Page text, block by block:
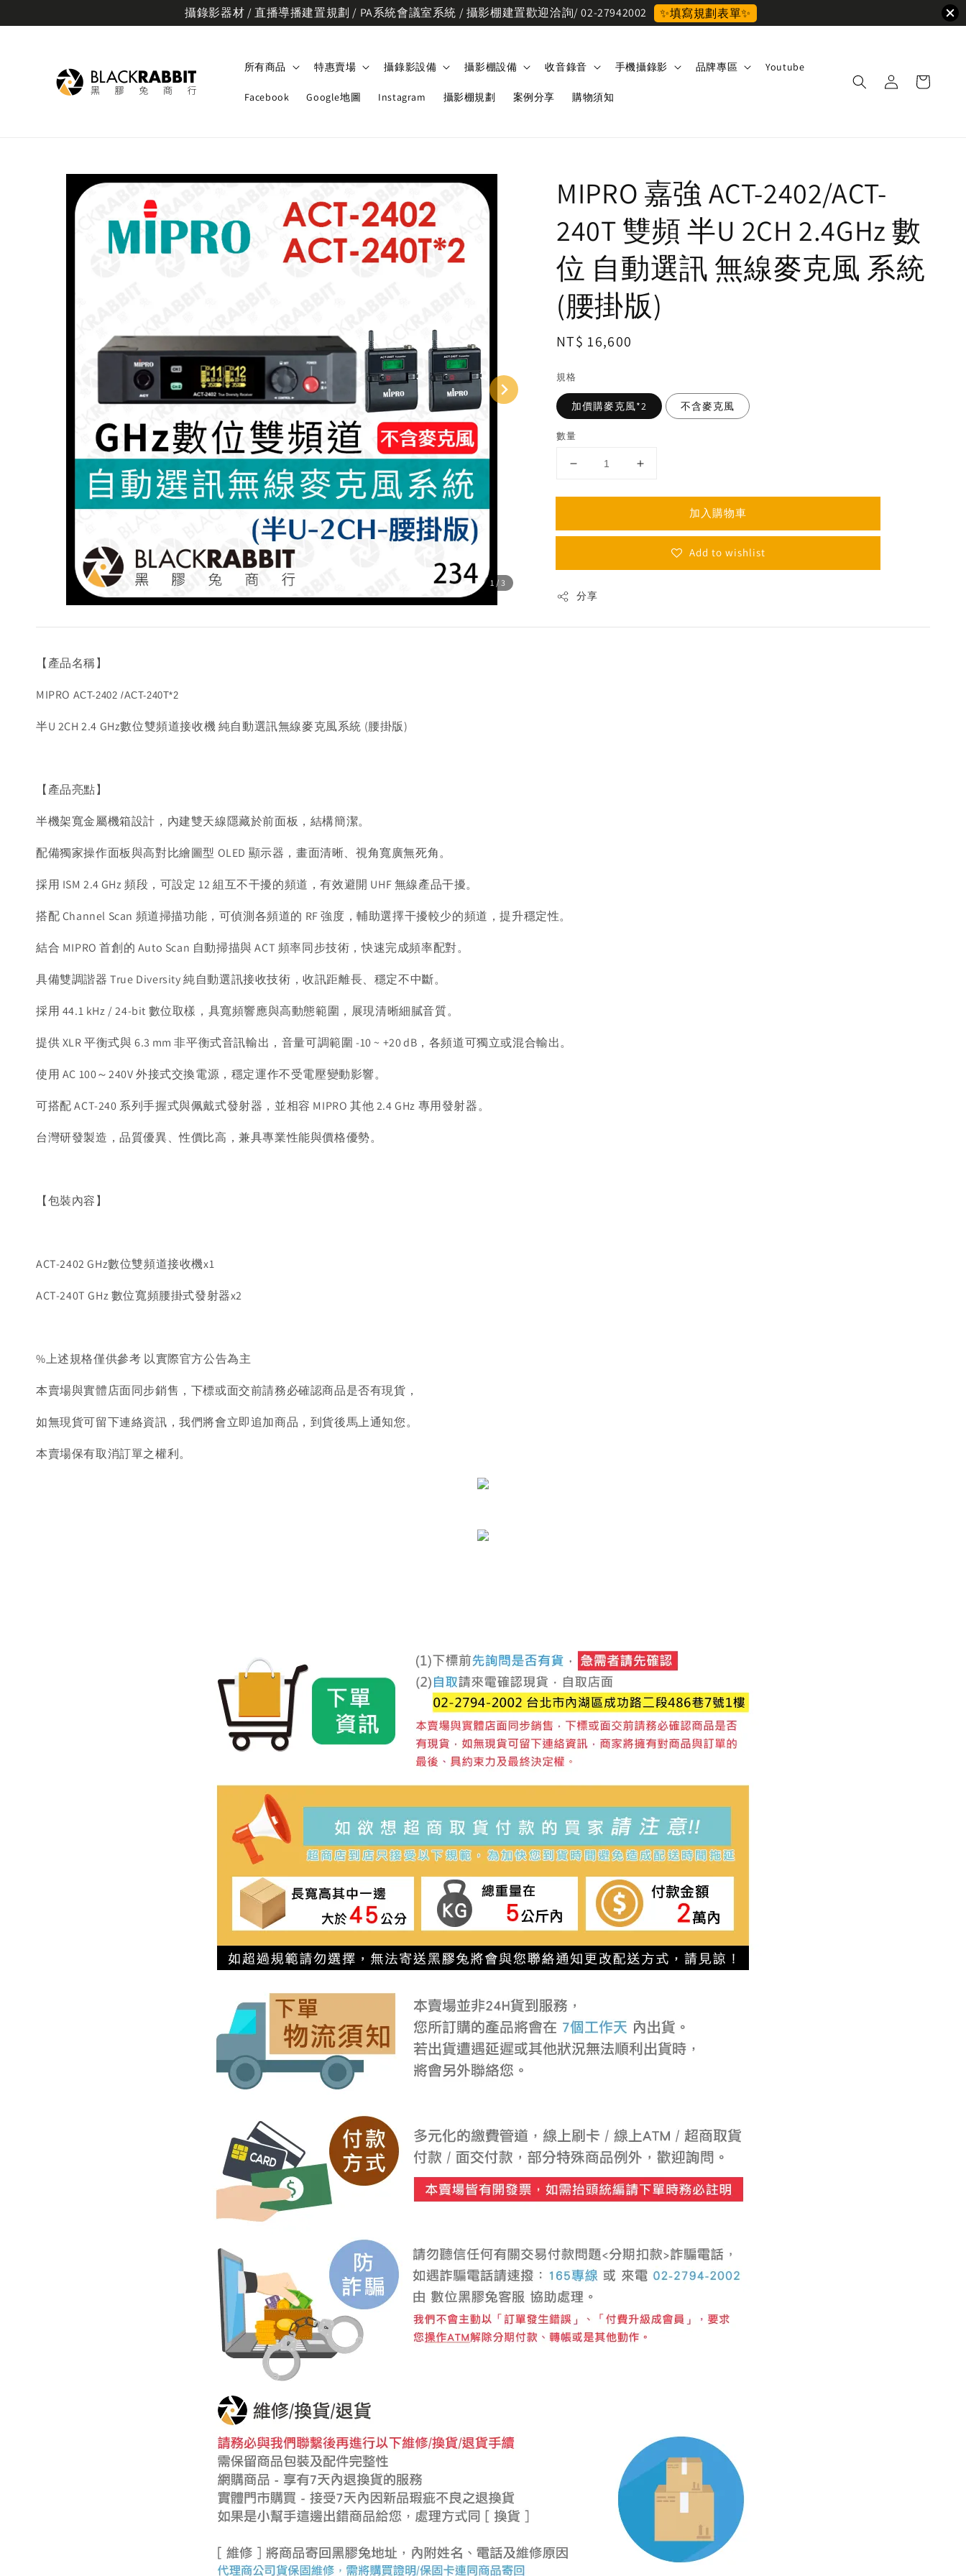
攝錄影器材 / 直播導播建置規劃 / PA系統會議室系統 / 攝影棚建置歡迎洽詢/ 02-27942002 ✨填寫規劃表單✨
所有商品 特惠賣場 攝錄影設備 攝影棚設備 收音錄音 手機攝錄影 品牌專區 Youtube
Facebook Google地圖 Instagram 攝影棚規劃 案例分享 購物須知
1/3
MIPRO 嘉強 ACT-2402/ACT-
240T 雙頻 半U 2CH 2.4GHz 數
位 自動選訊 無線麥克風 系統
(腰掛版)
Regular
NT$ 16,600
規格
加價購麥克風*2 不含麥克風
數量
加入購物車
Add to wishlist
分享
【產品名稱】
MIPRO ACT-2402 /ACT-240T*2
半U 2CH 2.4 GHz數位雙頻道接收機 純自動選訊無線麥克風系統 (腰掛版)
【產品亮點】
半機架寬金屬機箱設計，內建雙天線隱藏於前面板，結構簡潔。
配備獨家操作面板與高對比繪圖型 OLED 顯示器，畫面清晰、視角寬廣無死角。
採用 ISM 2.4 GHz 頻段，可設定 12 組互不干擾的頻道，有效避開 UHF 無線產品干擾。
搭配 Channel Scan 頻道掃描功能，可偵測各頻道的 RF 強度，輔助選擇干擾較少的頻道，提升穩定性。
結合 MIPRO 首創的 Auto Scan 自動掃描與 ACT 頻率同步技術，快速完成頻率配對。
具備雙調諧器 True Diversity 純自動選訊接收技術，收訊距離長、穩定不中斷。
採用 44.1 kHz / 24-bit 數位取樣，具寬頻響應與高動態範圍，展現清晰細膩音質。
提供 XLR 平衡式與 6.3 mm 非平衡式音訊輸出，音量可調範圍 -10 ~ +20 dB，各頻道可獨立或混合輸出。
使用 AC 100～240V 外接式交換電源，穩定運作不受電壓變動影響。
可搭配 ACT-240 系列手握式與佩戴式發射器，並相容 MIPRO 其他 2.4 GHz 專用發射器。
台灣研發製造，品質優異、性價比高，兼具專業性能與價格優勢。
【包裝內容】
ACT-2402 GHz數位雙頻道接收機x1
ACT-240T GHz 數位寬頻腰掛式發射器x2
%上述規格僅供參考 以實際官方公告為主
本賣場與實體店面同步銷售，下標或面交前請務必確認商品是否有現貨，
如無現貨可留下連絡資訊，我們將會立即追加商品，到貨後馬上通知您。
本賣場保有取消訂單之權利。